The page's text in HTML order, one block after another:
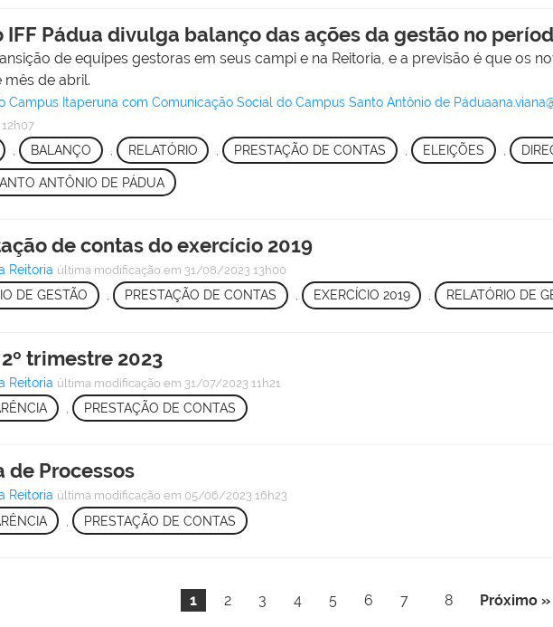
IFF Pádua divulga balanço das ações da gestão no
de equipes gestoras em seus campi e na Reitoria, e a previsão é que os
de abril.
Campus Itaperuna com Comunicação Social do Campus Santo Antônio de
BALANÇO RELATÓRIO , PRESTAÇÃO DE CONTAS , ELEIÇÕES
ANTÔNIO DE PÁDUA
de contas do exercício 2019
Reitoria última modificação em 31/08/2023 13h00
DE GESTÃO , PRESTAÇÃO DE CONTAS , EXERCÍCIO 2019 , RELATÓRIO DE
trimestre 2023
Reitoria última modificação em 31/07/2023 11h21
PRESTAÇÃO DE CONTAS
de Processos
Reitoria última modificação em 05/06/2023 16h23
PRESTAÇÃO DE CONTAS
1 2 3 4 5 6 7 8 Próximo »